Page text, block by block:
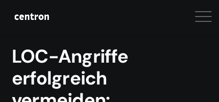
LOC-Angriffe
erfolgreich